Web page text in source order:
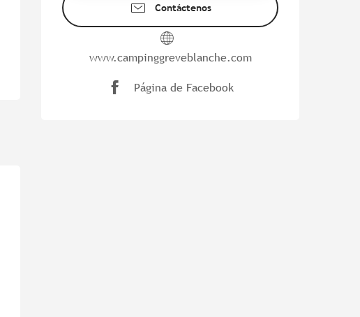
Contáctenos
www.campinggreveblanche.com
Página de Facebook